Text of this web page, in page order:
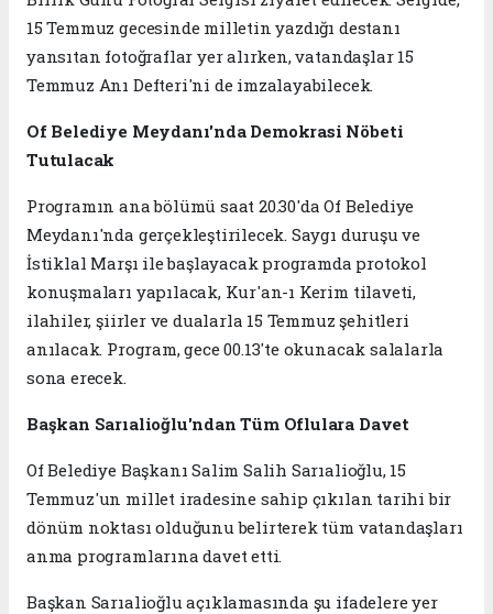
15 Temmuz gecesinde milletin yazdığı destanı
yansıtan fotoğraflar yer alırken, vatandaşlar 15
Temmuz Anı Defteri'ni de imzalayabilecek.
Of Belediye Meydanı'nda Demokrasi Nöbeti
Tutulacak
Programın ana bölümü saat 20.30'da Of Belediye
Meydanı'nda gerçekleştirilecek. Saygı duruşu ve
İstiklal Marşı ile başlayacak programda protokol
konuşmaları yapılacak, Kur'an-ı Kerim tilaveti,
ilahiler, şiirler ve dualarla 15 Temmuz şehitleri
anılacak. Program, gece 00.13'te okunacak salalarla
sona erecek.
Başkan Sarıalioğlu'ndan Tüm Oflulara Davet
Of Belediye Başkanı Salim Salih Sarıalioğlu, 15
Temmuz'un millet iradesine sahip çıkılan tarihi bir
dönüm noktası olduğunu belirterek tüm vatandaşları
anma programlarına davet etti.
Başkan Sarıalioğlu açıklamasında şu ifadelere yer